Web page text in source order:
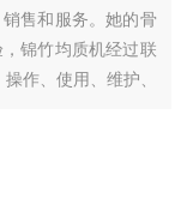
售和服务。她的骨
锦竹均质机经过联
作、使用、维护、